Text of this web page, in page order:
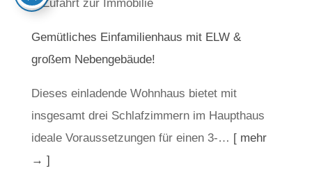
Gemütliches Einfamilienhaus mit ELW &
großem Nebengebäude!
Dieses einladende Wohnhaus bietet mit
insgesamt drei Schlafzimmern im Haupthaus
ideale Voraussetzungen für einen 3-… [ mehr
→ ]